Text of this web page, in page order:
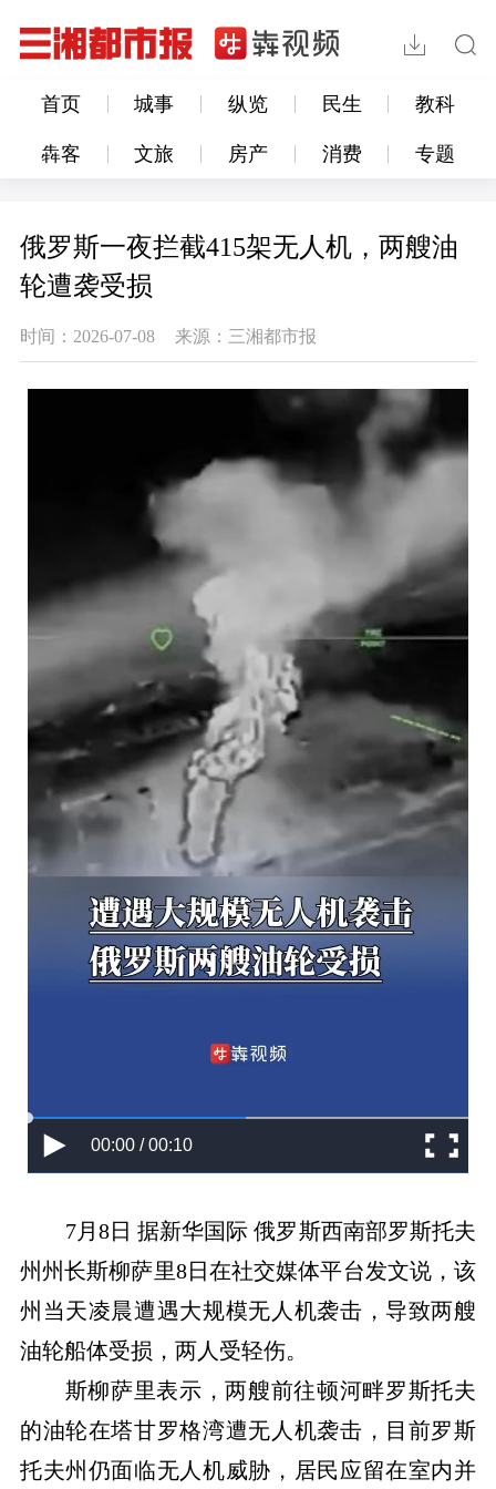
首页 城事 纵览 民生 教科
犇客 文旅 房产 消费 专题
俄罗斯一夜拦截415架无人机，两艘油
轮遭袭受损
时间：2026-07-08 来源：三湘都市报
00:00 / 00:10
7月8日 据新华国际 俄罗斯西南部罗斯托夫
州州长斯柳萨里8日在社交媒体平台发文说，该
州当天凌晨遭遇大规模无人机袭击，导致两艘
油轮船体受损，两人受轻伤。
斯柳萨里表示，两艘前往顿河畔罗斯托夫
的油轮在塔甘罗格湾遭无人机袭击，目前罗斯
托夫州仍面临无人机威胁，居民应留在室内并